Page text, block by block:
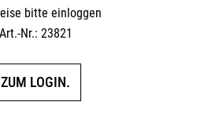
bitte einloggen
Art.-Nr.: 23821
ZUM LOGIN.